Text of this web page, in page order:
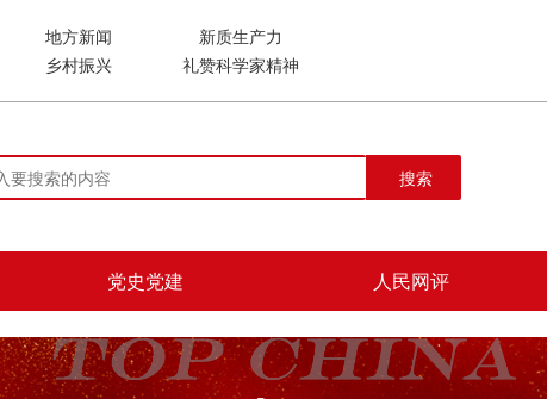
地方新闻
新质生产力
乡村振兴 礼赞科学家精神
搜索
党史党建 人民网评